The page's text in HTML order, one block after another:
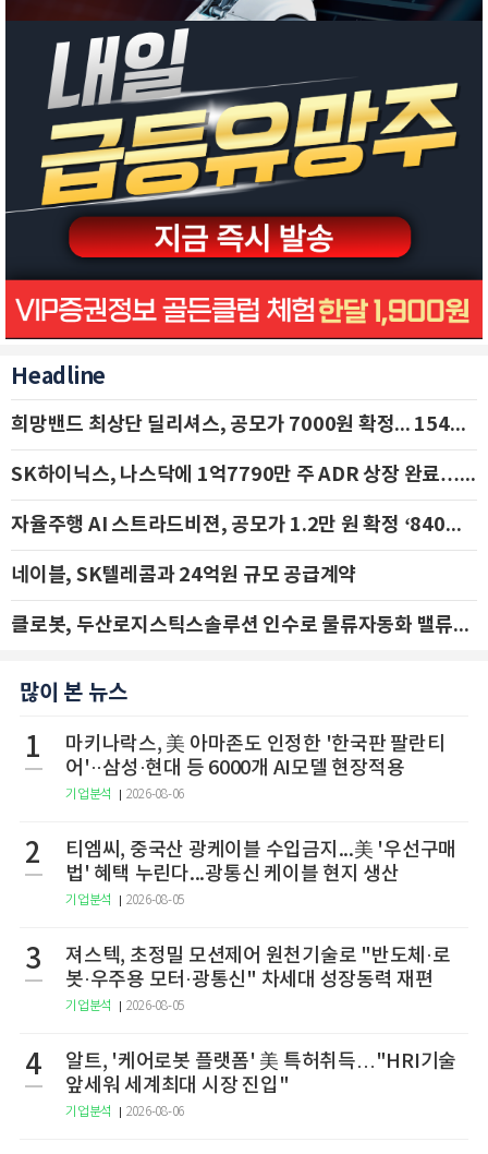
Headline
희망밴드 최상단 딜리셔스, 공모가 7000원 확정... 154억 규모 IPO 돌입
SK하이닉스, 나스닥에 1억7790만 주 ADR 상장 완료…29일 국내 추가 상장
자율주행 AI 스트라드비젼, 공모가 1.2만 원 확정 ‘840억 수혈’
네이블, SK텔레콤과 24억원 규모 공급계약
클로봇, 두산로지스틱스솔루션 인수로 물류자동화 밸류체인 확장 추진 - IBK투자증권
많이 본 뉴스
1
마키나락스, 美 아마존도 인정한 '한국판 팔란티
어'··삼성·현대 등 6000개 AI모델 현장적용
기업분석 2026-08-06
2
티엠씨, 중국산 광케이블 수입금지...美 '우선구매
법' 혜택 누린다...광통신 케이블 현지 생산
기업분석 2026-08-05
3
져스텍, 초정밀 모션제어 원천기술로 "반도체·로
봇·우주용 모터·광통신" 차세대 성장동력 재편
기업분석 2026-08-05
4
알트, '케어로봇 플랫폼' 美 특허취득…"HRI기술
앞세워 세계최대 시장 진입"
기업분석 2026-08-06